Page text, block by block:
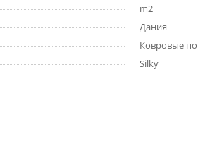
m2
Дания
Ковровые
Silky